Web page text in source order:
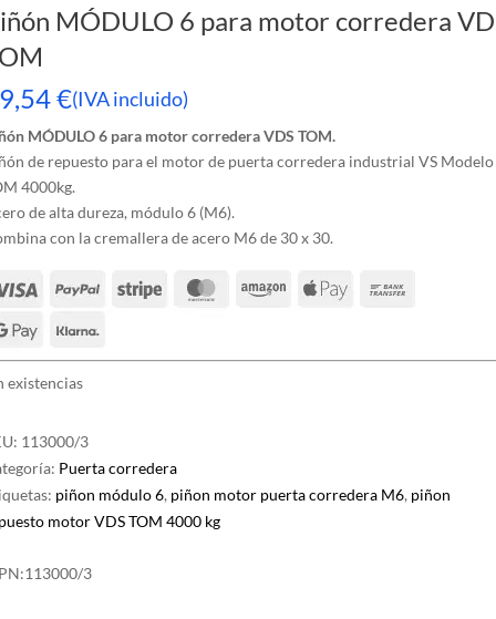
MÓDULO 6 para motor corredera
€(IVA incluido)
MÓDULO 6 para motor corredera VDS TOM.
de repuesto para el motor de puerta corredera industrial VS Modelo
4000kg.
de alta dureza, módulo 6 (M6).
con la cremallera de acero M6 de 30 x 30.
existencias
113000/3
Puerta corredera
piñon módulo 6, piñon motor puerta corredera M6, piñon
motor VDS TOM 4000 kg
113000/3